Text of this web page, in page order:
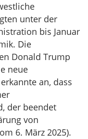
unter der
bis Januar
Die
Donald Trump
neue
an, dass
der beendet
von
6. März 2025).